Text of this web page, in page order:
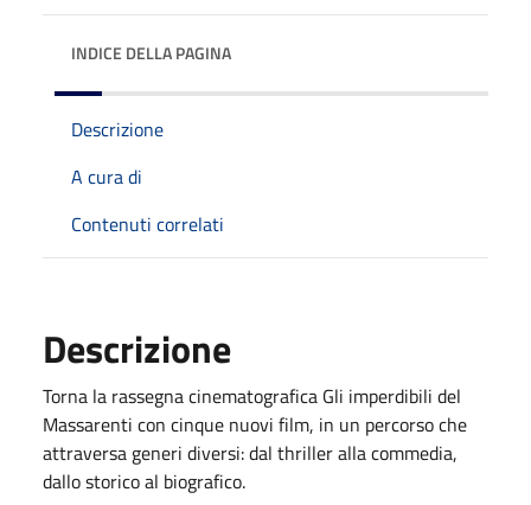
INDICE DELLA PAGINA
Descrizione
A cura di
Contenuti correlati
Descrizione
Torna la rassegna cinematografica Gli imperdibili del
Massarenti con cinque nuovi film, in un percorso che
attraversa generi diversi: dal thriller alla commedia,
dallo storico al biografico.